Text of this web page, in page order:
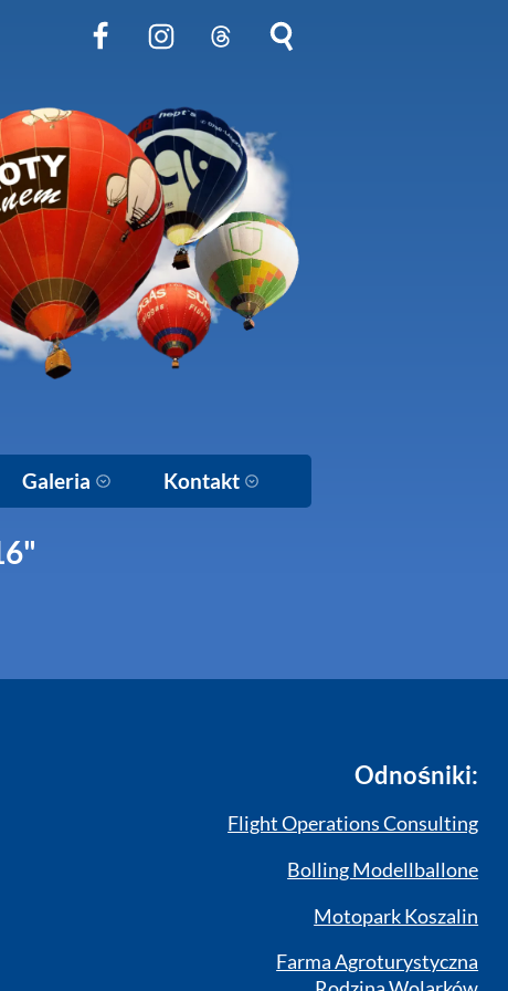
Galeria Kontakt
Odnośniki:
Flight Operations Consulting
Bolling Modellballone
Motopark Koszalin
Farma Agroturystyczna